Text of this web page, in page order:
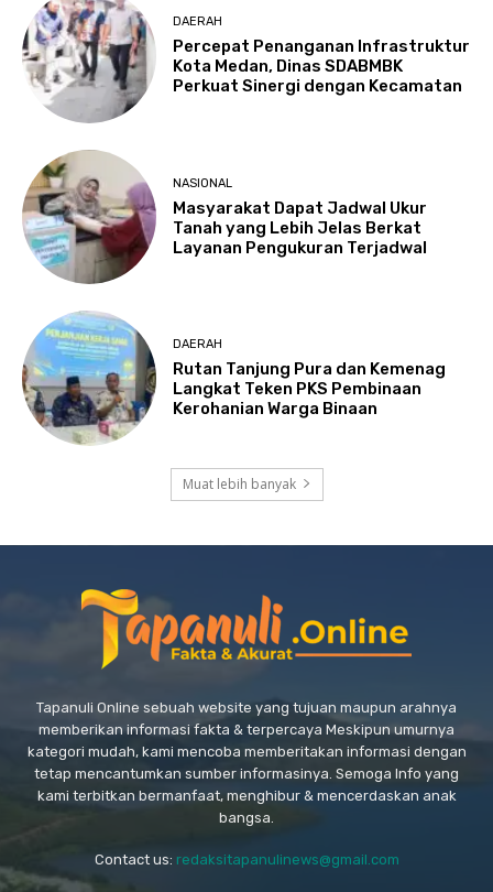
DAERAH
Percepat Penanganan Infrastruktur
Kota Medan, Dinas SDABMBK
Perkuat Sinergi dengan Kecamatan
NASIONAL
Masyarakat Dapat Jadwal Ukur
Tanah yang Lebih Jelas Berkat
Layanan Pengukuran Terjadwal
DAERAH
Rutan Tanjung Pura dan Kemenag
Langkat Teken PKS Pembinaan
Kerohanian Warga Binaan
Muat lebih banyak
Tapanuli Online sebuah website yang tujuan maupun arahnya
memberikan informasi fakta & terpercaya Meskipun umurnya
kategori mudah, kami mencoba memberitakan informasi dengan
tetap mencantumkan sumber informasinya. Semoga Info yang
kami terbitkan bermanfaat, menghibur & mencerdaskan anak
bangsa.
Contact us: redaksitapanulinews@gmail.com